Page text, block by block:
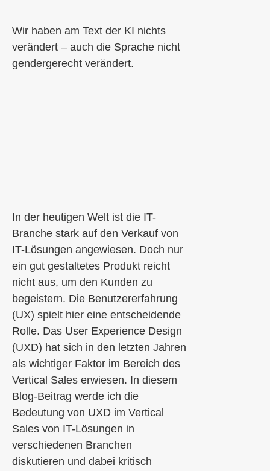
Wir haben am Text der KI nichts
verändert – auch die Sprache nicht
gendergerecht verändert.
In der heutigen Welt ist die IT-
Branche stark auf den Verkauf von
IT-Lösungen angewiesen. Doch nur
ein gut gestaltetes Produkt reicht
nicht aus, um den Kunden zu
begeistern. Die Benutzererfahrung
(UX) spielt hier eine entscheidende
Rolle. Das User Experience Design
(UXD) hat sich in den letzten Jahren
als wichtiger Faktor im Bereich des
Vertical Sales erwiesen. In diesem
Blog-Beitrag werde ich die
Bedeutung von UXD im Vertical
Sales von IT-Lösungen in
verschiedenen Branchen
diskutieren und dabei kritisch